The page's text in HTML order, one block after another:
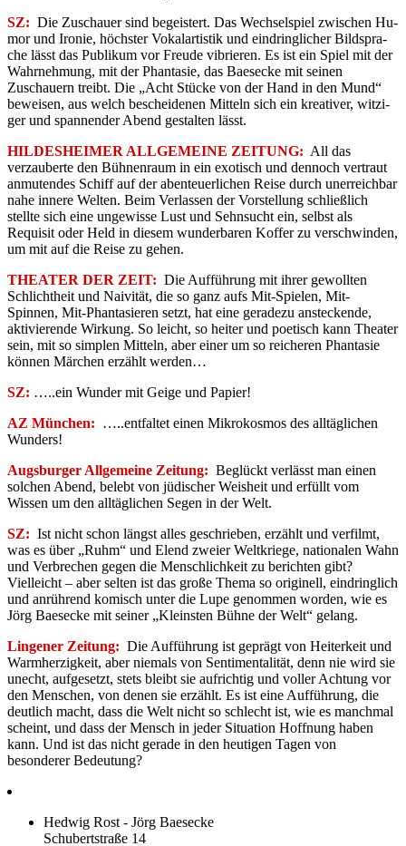
SZ: Die Zuschauer sind begeistert. Das Wechselspiel zwischen Hu­
mor und Ironie, höchster Vokalar­tistik und eindringlicher Bildspra­
che lässt das Publikum vor Freude vibrieren. Es ist ein Spiel mit der
Wahrnehmung, mit der Phantasie, das Baesecke mit seinen
Zuschau­ern treibt. Die „Acht Stücke von der Hand in den Mund“
beweisen, aus welch bescheidenen Mitteln sich ein kreativer, witzi­
ger und spannender Abend gestal­ten lässt.
HILDESHEIMER ALLGEMEINE ZEITUNG: All das
verzauberte den Bühnenraum in ein exotisch und dennoch vertraut
anmutendes Schiff auf der abenteuerlichen Reise durch unerreichbar
nahe innere Welten. Beim Verlassen der Vorstellung schließlich
stellte sich eine ungewisse Lust und Sehnsucht ein, selbst als
Requisit oder Held in diesem wunderbaren Koffer zu verschwinden,
um mit auf die Reise zu gehen.
THEATER DER ZEIT: Die Aufführung mit ihrer gewollten
Schlichtheit und Naivität, die so ganz aufs Mit-Spielen, Mit-
Spinnen, Mit-Phantasieren setzt, hat eine geradezu ansteckende,
aktivierende Wirkung. So leicht, so heiter und poetisch kann Theater
sein, mit so simplen Mitteln, aber einer um so reicheren Phantasie
können Märchen erzählt werden…
SZ: …..ein Wunder mit Geige und Papier!
AZ München: …..entfaltet einen Mikrokosmos des alltäglichen
Wunders!
Augsburger Allgemeine Zeitung: Beglückt verlässt man einen
solchen Abend, belebt von jüdischer Weisheit und erfüllt vom
Wissen um den alltäglichen Segen in der Welt.
SZ: Ist nicht schon längst alles geschrieben, er­zählt und verfilmt,
was es über „Ruhm“ und Elend zweier Weltkriege, nationalen Wahn
und Verbrechen gegen die Mensch­lichkeit zu berichten gibt?
Vielleicht – aber selten ist das große The­ma so originell, eindringlich
und anrüh­rend komisch unter die Lupe genommen worden, wie es
Jörg Baesecke mit seiner „Kleinsten Bühne der Welt“ gelang.
Lingener Zeitung: Die Aufführung ist geprägt von Heiterkeit und
Warmherzigkeit, aber niemals von Sentimentalität, denn nie wird sie
unecht, aufgesetzt, stets bleibt sie aufrichtig und voller Achtung vor
den Menschen, von denen sie erzählt. Es ist eine Aufführung, die
deutlich macht, dass die Welt nicht so schlecht ist, wie es manchmal
scheint, und dass der Mensch in jeder Situation Hoffnung haben
kann. Und ist das nicht gerade in den heutigen Tagen von
besonderer Bedeutung?
Hedwig Rost - Jörg Baesecke
Schubertstraße 14